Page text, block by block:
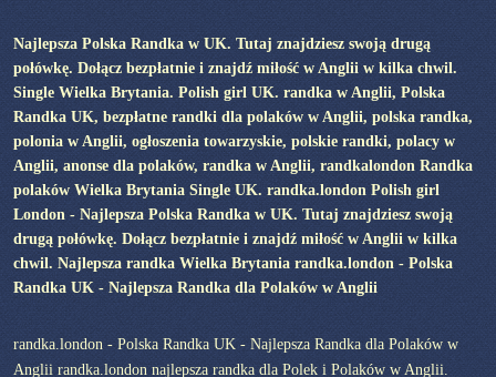
Najlepsza Polska Randka w UK. Tutaj znajdziesz swoją drugą
połówkę. Dołącz bezpłatnie i znajdź miłość w Anglii w kilka chwil.
Single Wielka Brytania. Polish girl UK. randka w Anglii, Polska
Randka UK, bezpłatne randki dla polaków w Anglii, polska randka,
polonia w Anglii, ogłoszenia towarzyskie, polskie randki, polacy w
Anglii, anonse dla polaków, randka w Anglii, randkalondon Randka
polaków Wielka Brytania Single UK. randka.london Polish girl
London - Najlepsza Polska Randka w UK. Tutaj znajdziesz swoją
drugą połówkę. Dołącz bezpłatnie i znajdź miłość w Anglii w kilka
chwil. Najlepsza randka Wielka Brytania randka.london - Polska
Randka UK - Najlepsza Randka dla Polaków w Anglii
randka.london - Polska Randka UK - Najlepsza Randka dla Polaków w
Anglii randka.london najlepsza randka dla Polek i Polaków w Anglii.